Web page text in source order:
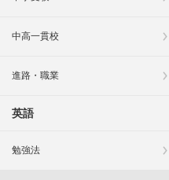
中高一貫校
進路・職業
英語
勉強法